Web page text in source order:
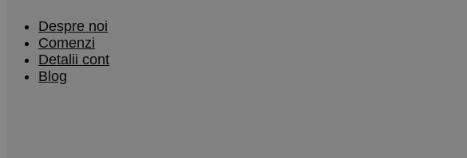
Despre noi
Comenzi
Detalii cont
Blog